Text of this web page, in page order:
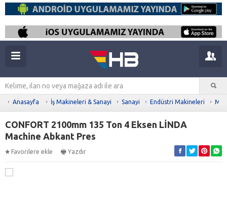
Anasayfa İş Makineleri & Sanayi Sanayi Endüstri Makineleri
CONFORT 2100mm 135 Ton 4 Eksen LİNDA
Machine Abkant Pres
Favorilere ekle Yazdır